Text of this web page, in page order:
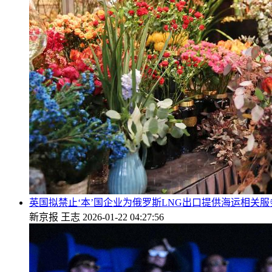
英国拟禁止‘本’国企业为俄罗斯LNG出口提供海运相关服
新京报 王志 2026-01-22 04:27:56